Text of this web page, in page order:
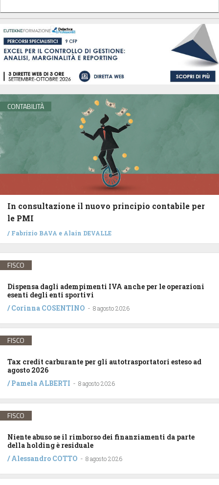
CONTABILITÀ
In consultazione il nuovo principio contabile per
le PMI
/ Fabrizio BAVA e Alain DEVALLE
FISCO
Dispensa dagli adempimenti IVA anche per le operazioni
esenti degli enti sportivi
/Corinna COSENTINO - 8 agosto 2026
FISCO
Tax credit carburante per gli autotrasportatori esteso ad
agosto 2026
/Pamela ALBERTI - 8 agosto 2026
FISCO
Niente abuso se il rimborso dei finanziamenti da parte
della holding è residuale
/Alessandro COTTO - 8 agosto 2026